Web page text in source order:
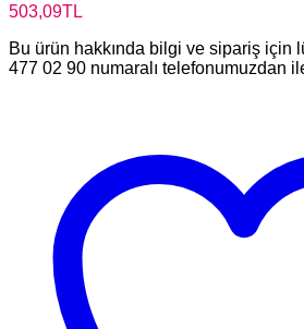
503,09TL
Bu ürün hakkında bilgi ve sipariş için
477 02 90 numaralı telefonumuzdan